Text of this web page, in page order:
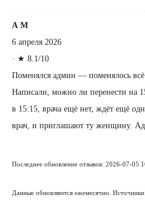
А М
6 апреля 2026
· ★ 8.1/10
Поменялся админ — поменялось
Написали, можно ли перенести на
в 15:15, врача ещё нет, ждёт ещё
врач, и приглашают ту женщину.
Последнее обновление отзывов: 2026-07-05
Данные обновляются ежемесячно.